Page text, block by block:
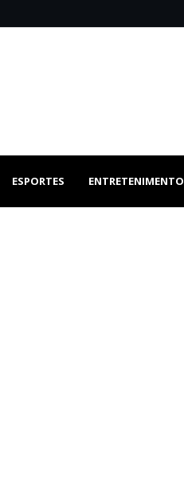
ESPORTES ENTRETENIMENTO